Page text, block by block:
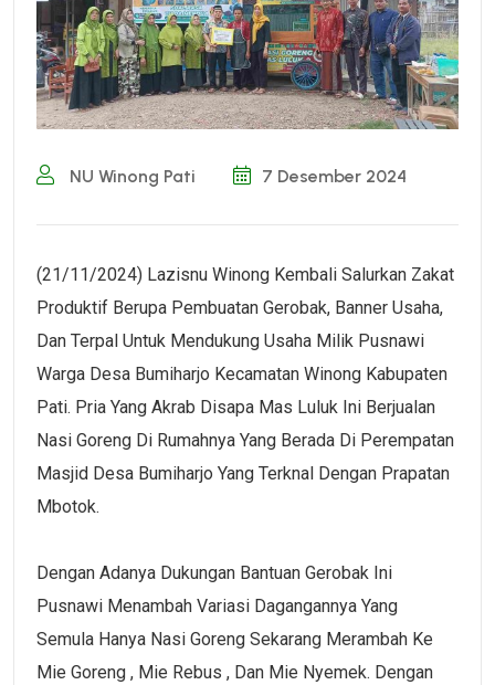
NU Winong Pati 7 Desember 2024
(21/11/2024) Lazisnu Winong Kembali Salurkan Zakat
Produktif Berupa Pembuatan Gerobak, Banner Usaha,
Dan Terpal Untuk Mendukung Usaha Milik Pusnawi
Warga Desa Bumiharjo Kecamatan Winong Kabupaten
Pati. Pria Yang Akrab Disapa Mas Luluk Ini Berjualan
Nasi Goreng Di Rumahnya Yang Berada Di Perempatan
Masjid Desa Bumiharjo Yang Terknal Dengan Prapatan
Mbotok.
Dengan Adanya Dukungan Bantuan Gerobak Ini
Pusnawi Menambah Variasi Dagangannya Yang
Semula Hanya Nasi Goreng Sekarang Merambah Ke
Mie Goreng , Mie Rebus , Dan Mie Nyemek. Dengan